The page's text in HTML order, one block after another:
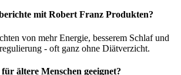
mit Robert Franz Produkten?
von mehr Energie, besserem Schlaf und
- oft ganz ohne Diätverzicht.
ältere Menschen geeignet?